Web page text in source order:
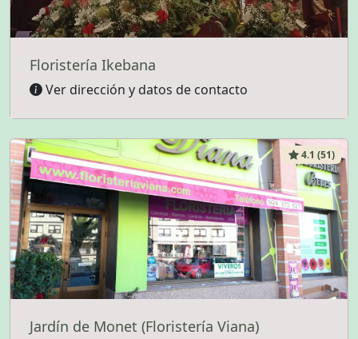
Floristería Ikebana
Ver dirección y datos de contacto
4.1 (51)
Jardín de Monet (Floristería Viana)